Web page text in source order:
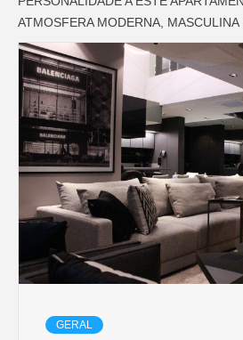
ATMOSFERA MODERNA, MASCULINA
GERAL